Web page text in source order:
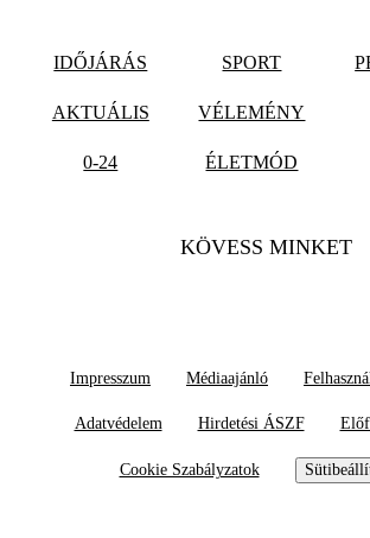
IDŐJÁRÁS SPORT
AKTUÁLIS VÉLEMÉNY
0-24 ÉLETMÓD
KÖVESS MINKET
Impresszum Médiaajánló
Adatvédelem Hirdetési ÁSZF
Cookie Szabályzatok